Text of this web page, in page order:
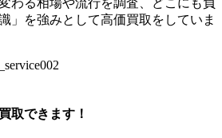
」を強みとして高価買取をしていま
取できます！